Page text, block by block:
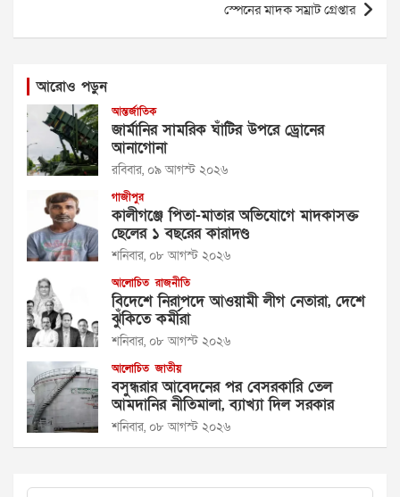
স্পেনের মাদক সম্রাট গ্রেপ্তার
আরোও পড়ুন
আন্তর্জাতিক
জার্মানির সামরিক ঘাঁটির উপরে ড্রোনের
আনাগোনা
রবিবার, ০৯ আগস্ট ২০২৬
গাজীপুর
কালীগঞ্জে পিতা-মাতার অভিযোগে মাদকাসক্ত
ছেলের ১ বছরের কারাদণ্ড
শনিবার, ০৮ আগস্ট ২০২৬
আলোচিত রাজনীতি
বিদেশে নিরাপদে আওয়ামী লীগ নেতারা, দেশে
ঝুঁকিতে কর্মীরা
শনিবার, ০৮ আগস্ট ২০২৬
আলোচিত জাতীয়
বসুন্ধরার আবেদনের পর বেসরকারি তেল
আমদানির নীতিমালা, ব্যাখ্যা দিল সরকার
শনিবার, ০৮ আগস্ট ২০২৬